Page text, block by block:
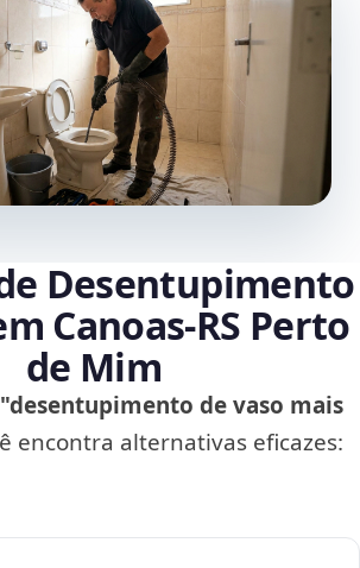
Desentupimento
Canoas‑RS Perto
de Mim
"desentupimento de vaso mais
encontra alternativas eficazes: